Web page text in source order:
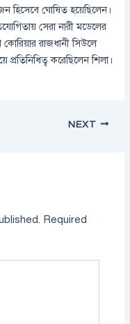
হিসেবে ঘোষিত হয়েছিলেন।
সেরা নারী মডেলের
রাজধানী সিউলে
করেছিলেন শিলা।
NEXT
Required